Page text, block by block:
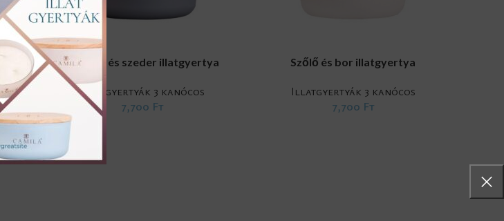
ADD TO CART
Pézsma és szeder illatgyertya
Illatgyertyák 3 kanócos
7,700 Ft
ADD TO CARTSzőlő és bor illatgyertya
Illatgyertyák 3 kanócos
7,700 Ft